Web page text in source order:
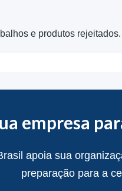
e produtos rejeitados.
empresa
apoia sua
preparação para a